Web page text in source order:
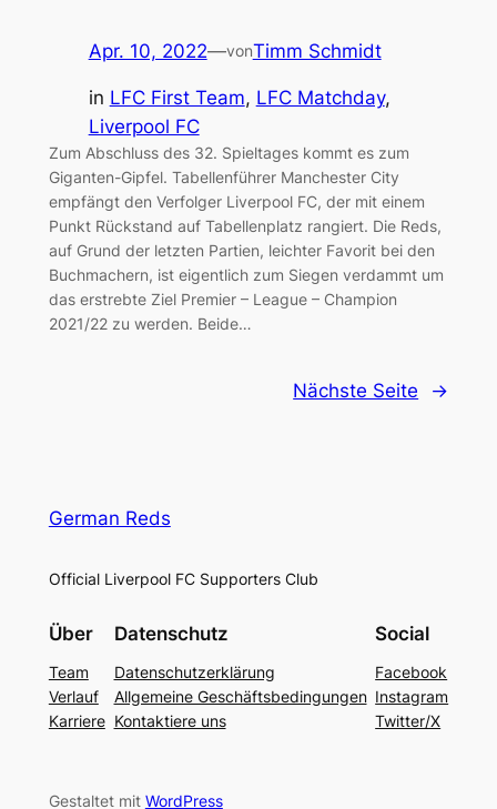
Apr. 10, 2022—vonTimm Schmidt
in LFC First Team, LFC Matchday
Liverpool FC
Zum Abschluss des 32. Spieltages kommt es zum
Giganten-Gipfel. Tabellenführer Manchester City
empfängt den Verfolger Liverpool FC, der mit einem
Punkt Rückstand auf Tabellenplatz rangiert. Die Reds,
auf Grund der letzten Partien, leichter Favorit bei den
Buchmachern, ist eigentlich zum Siegen verdammt um
das erstrebte Ziel Premier – League – Champion
2021/22 zu werden. Beide…
Nächste Seite →
German Reds
Official Liverpool FC Supporters Club
Über
Team
Verlauf
Karriere
Datenschutz
Datenschutzerklärung
Allgemeine Geschäftsbedingungen
Kontaktiere uns
Social
Facebook
Instagram
Twitter/X
Gestaltet mit WordPress